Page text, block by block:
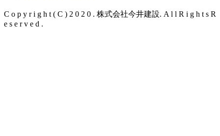
C o p y r i g h t ( C ) 2 0 2 0 . 株式会社今井建設. A l l R i g h t s R
e s e r v e d .